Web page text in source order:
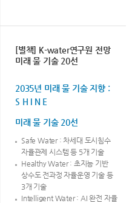
[별책] K-water연구원 전망
미래 물 기술 20선
2035년 미래 물 기술 지향 :
S H I N E
미래 물 기술 20선
Safe Water : 차세대 도시침수
자율관제 시스템 등 5개 기술
Healthy Water : 초지능 기반
상수도 전과정 자율운영 기술 등
3개 기술
Intelligent Water : AI 완전 자율